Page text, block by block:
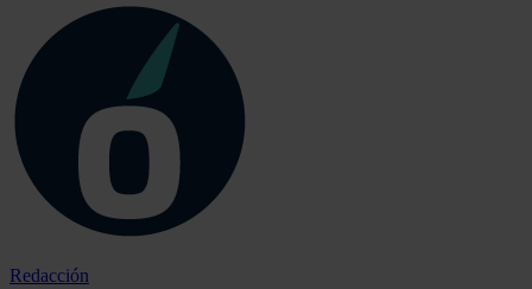
Redacción